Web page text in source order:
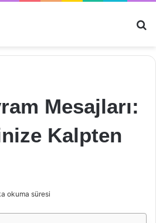
Mesajları:
Kalpten
okuma süresi